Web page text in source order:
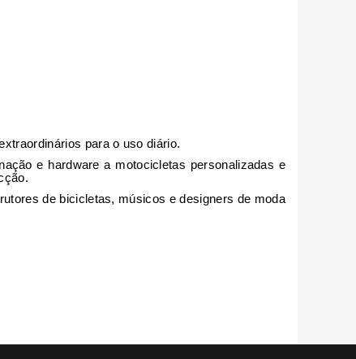
para o uso diário.
e hardware a motocicletas personalizadas e
de bicicletas, músicos e designers de moda